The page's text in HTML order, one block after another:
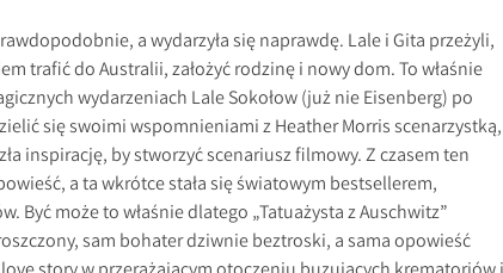
a wydarzyła się naprawdę. Lale i Gita przeżyli,
trafić do Australii, założyć rodzinę i nowy dom. To właśnie
wydarzeniach Lale Sokołow (już nie Eisenberg) po
się swoimi wspomnieniami z Heather Morris scenarzystką,
inspirację, by stworzyć scenariusz filmowy. Z czasem ten
a ta wkrótce stała się światowym bestsellerem,
Być może to właśnie dlatego „Tatuażysta z Auschwitz”
sam bohater dziwnie beztroski, a sama opowieść